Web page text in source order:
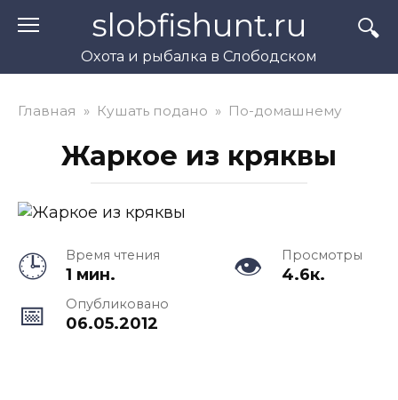
slobfishunt.ru
Охота и рыбалка в Слободском
Главная » Кушать подано » По-домашнему
Жаркое из кряквы
Время чтения
1 мин.
Просмотры
4.6к.
Опубликовано
06.05.2012